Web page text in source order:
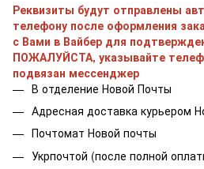
Реквизиты будут отправлены
телефону после оформления
с Вами в Вайбер для
ПОЖАЛУЙСТА, указывайте
подвязан мессенджер
В отделение Новой Почты
Адресная доставка курьером
Почтомат Новой почты
Укрпочтой (после полной